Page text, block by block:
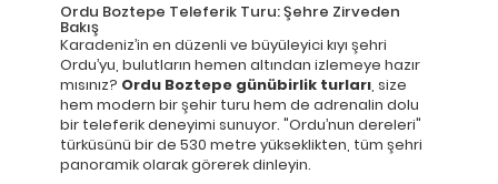
Ordu Boztepe Teleferik Turu: Şehre Zirveden
Bakış
Karadeniz’in en düzenli ve büyüleyici kıyı şehri
Ordu’yu, bulutların hemen altından izlemeye hazır
mısınız? Ordu Boztepe günübirlik turları, size
hem modern bir şehir turu hem de adrenalin dolu
bir teleferik deneyimi sunuyor. "Ordu’nun dereleri"
türküsünü bir de 530 metre yükseklikten, tüm şehri
panoramik olarak görerek dinleyin.